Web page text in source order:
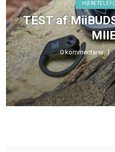
TEST af
0 kommentarer